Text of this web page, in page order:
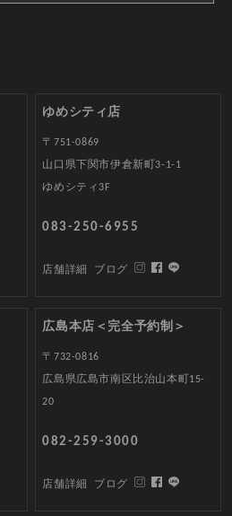
ゆめシティ店
〒751-0869
山口県下関市伊倉新町3-1-1
ゆめシティ3F
083-250-6955
店舗詳細 ブログ
広島本店＜完全予約制＞
〒732-0816
広島県広島市南区比治山本町15-
20
082-259-3000
店舗詳細 ブログ